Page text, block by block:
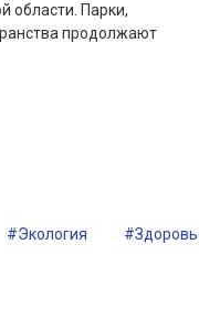
области. Парки,
продолжают
#Экология